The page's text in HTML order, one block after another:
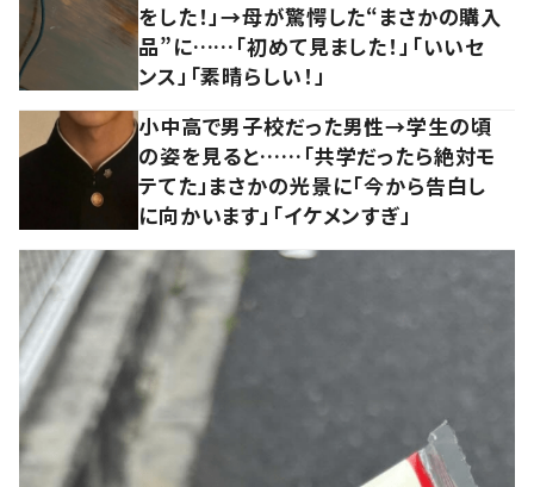
をした！」→母が驚愕した“まさかの購入
品”に……「初めて見ました！」「いいセ
ンス」「素晴らしい！」
小中高で男子校だった男性→学生の頃
の姿を見ると……「共学だったら絶対モ
テてた」まさかの光景に「今から告白し
に向かいます」「イケメンすぎ」